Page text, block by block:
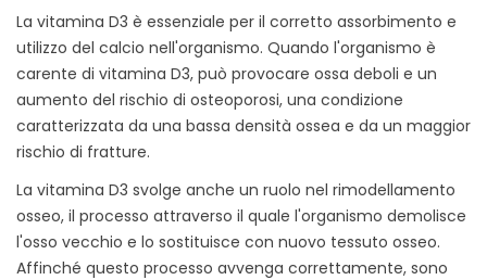
La vitamina D3 è essenziale per il corretto assorbimento e
utilizzo del calcio nell'organismo. Quando l'organismo è
carente di vitamina D3, può provocare ossa deboli e un
aumento del rischio di osteoporosi, una condizione
caratterizzata da una bassa densità ossea e da un maggior
rischio di fratture.
La vitamina D3 svolge anche un ruolo nel rimodellamento
osseo, il processo attraverso il quale l'organismo demolisce
l'osso vecchio e lo sostituisce con nuovo tessuto osseo.
Affinché questo processo avvenga correttamente, sono